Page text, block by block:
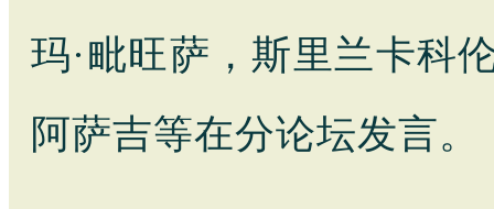
玛·毗旺萨，斯里兰卡科
阿萨吉等在分论坛发言。